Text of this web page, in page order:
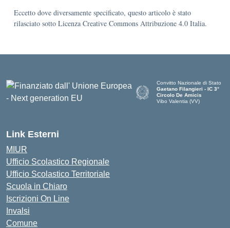
Eccetto dove diversamente specificato, questo articolo è stato
rilasciato sotto Licenza Creative Commons Attribuzione 4.0 Italia.
Convitto Nazionale di Stato
Gaetano Filangieri - IC 3°
Circolo De Amicis
Vibo Valentia (VV)
Link Esterni
MIUR
Ufficio Scolastico Regionale
Ufficio Scolastico Territoriale
Scuola in Chiaro
Iscrizioni On Line
Invalsi
Comune